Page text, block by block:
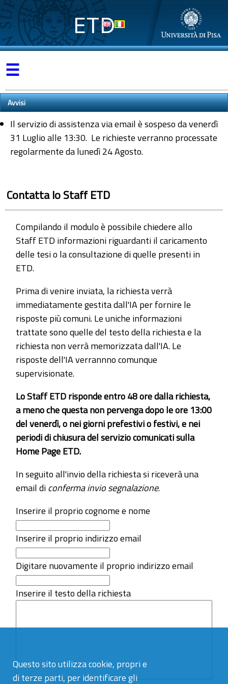
Questo sito utilizza cookie, propri e
di terze parti, per identificare gli
ETD
☰
Avvisi
Il servizio di assistenza via email è sospeso da venerdì
31 Luglio alle 13:30. Le richieste verranno processate
regolarmente da lunedì 24 Agosto.
Contatta lo Staff ETD
Compilando il modulo è possibile chiedere allo
Staff ETD informazioni riguardanti il caricamento
delle tesi o la consultazione di quelle presenti in
ETD.
Prima di venire inviata, la richiesta verrà
immediatamente gestita dall'IA per fornire le
risposte più comuni. Le uniche informazioni
trattate sono quelle del testo della richiesta e la
richiesta non verrà memorizzata dall'IA. Le
risposte dell'IA verrannno comunque
supervisionate.
Lo Staff ETD risponde entro 48 ore dalla richiesta,
a meno che questa non pervenga dopo le ore 13:00
del venerdì, o nei giorni prefestivi o festivi, e nei
periodi di chiusura del servizio comunicati sulla
Home Page ETD.
In seguito all'invio della richiesta si riceverà una
email diconferma invio segnalazione.
Inserire il proprio cognome e nome
Inserire il proprio indirizzo email
Digitare nuovamente il proprio indirizzo email
Inserire il testo della richiesta